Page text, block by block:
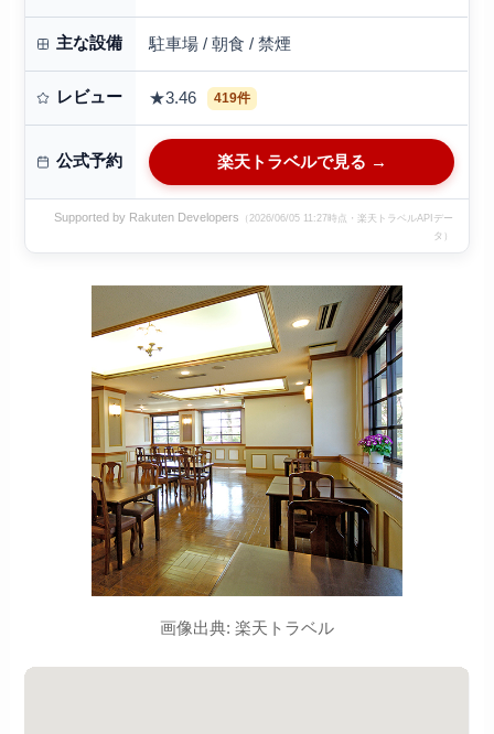
主な設備 駐車場 / 朝食 / 禁煙
レビュー ★3.46 419件
公式予約 楽天トラベルで見る →
Supported by Rakuten Developers （2026/06/05 11:27時点・楽天トラベルAPIデー
タ）
画像出典: 楽天トラベル